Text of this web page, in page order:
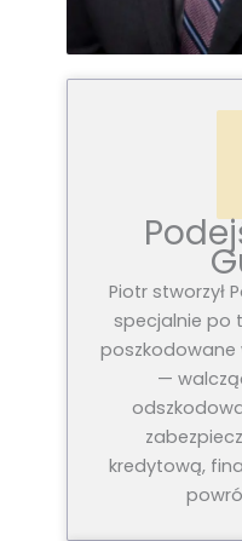
Piotr stworzył
specjalnie po
poszkodowane
—
kredytową,